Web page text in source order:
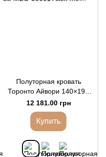
Полуторная кровать
Торонто Айвори 140×190
см
12 181.00 грн
Купить